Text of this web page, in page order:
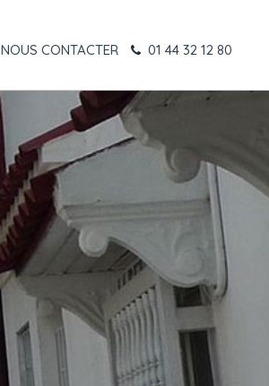
NOUS CONTACTER 01 44 32 12 80